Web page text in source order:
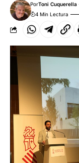
PorToni Cuquerella
4 Min Lectura